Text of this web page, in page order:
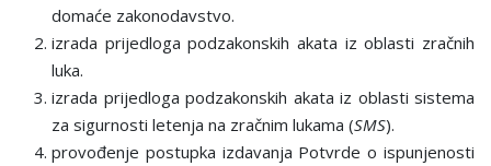
domaće zakonodavstvo.
izrada prijedloga podzakonskih akata iz oblasti zračnih
luka.
izrada prijedloga podzakonskih akata iz oblasti sistema
za sigurnosti letenja na zračnim lukama (SMS).
provođenje postupka izdavanja Potvrde o ispunjenosti